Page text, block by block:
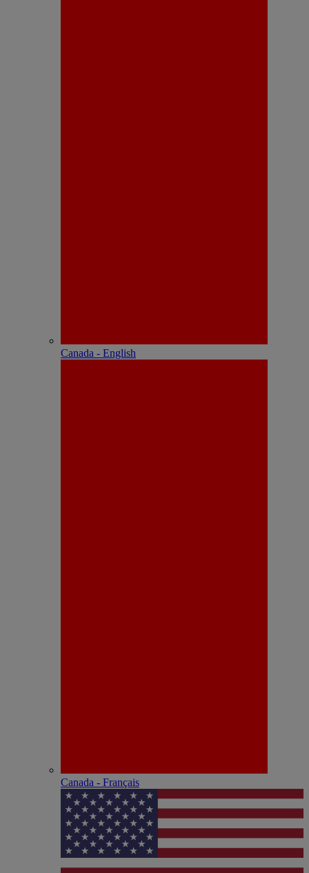
Canada - English
Canada - Français